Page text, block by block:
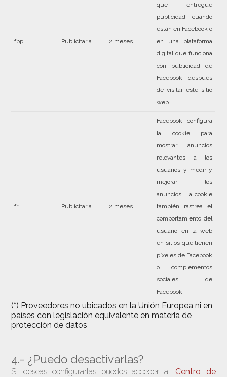
fbp Publicitaria 2 meses
que entregue
publicidad cuando
están en Facebook o
en una plataforma
digital que funciona
con publicidad de
Facebook después
de visitar este sitio
web.
fr Publicitaria 2 meses
Facebook configura
la cookie para
mostrar anuncios
relevantes a los
usuarios y medir y
mejorar los
anuncios. La cookie
también rastrea el
comportamiento del
usuario en la web
en sitios que tienen
píxeles de Facebook
o complementos
sociales de
Facebook.
(*) Proveedores no ubicados en la Unión Europea ni en
países con legislación equivalente en materia de
protección de datos
4.- ¿Puedo desactivarlas?
Si deseas configurarlas puedes acceder al Centro de